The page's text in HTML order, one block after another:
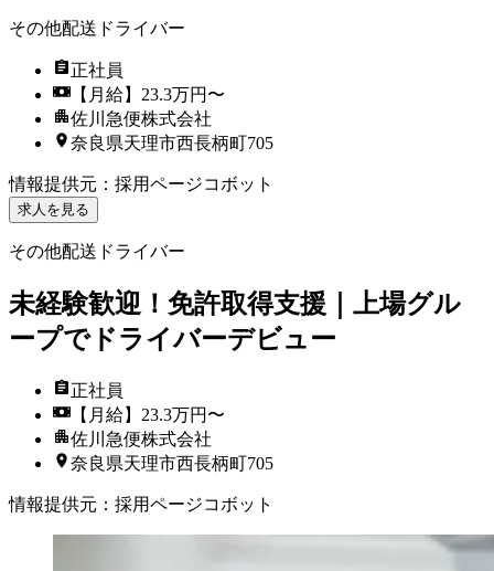
その他配送ドライバー
正社員
【月給】23.3万円〜
佐川急便株式会社
奈良県天理市西長柄町705
情報提供元 ： 採用ページコボット
求人を見る
その他配送ドライバー
未経験歓迎！免許取得支援｜上場グル
ープでドライバーデビュー
正社員
【月給】23.3万円〜
佐川急便株式会社
奈良県天理市西長柄町705
情報提供元 ： 採用ページコボット